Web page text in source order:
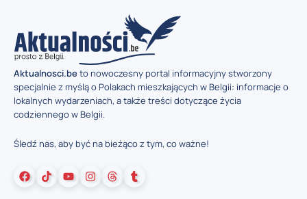
Aktualnosci.beto nowoczesny portal informacyjny stworzony
specjalnie z myślą o Polakach mieszkających w Belgii: informacje o
lokalnych wydarzeniach, a także treści dotyczące życia
codziennego w Belgii.
Śledź nas, aby być na bieżąco z tym, co ważne!